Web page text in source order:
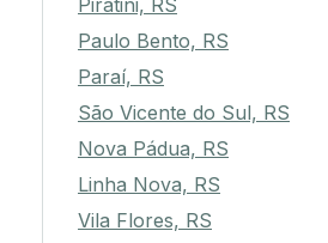
Piratini, RS
Paulo Bento, RS
Paraí, RS
São Vicente do Sul, RS
Nova Pádua, RS
Linha Nova, RS
Vila Flores, RS